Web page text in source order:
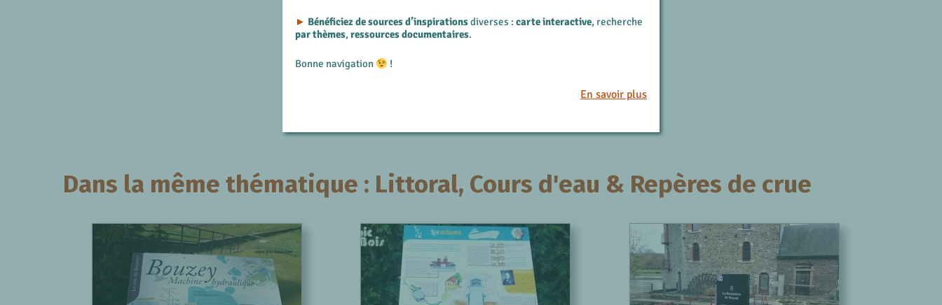
Dans la même thématique : Littoral, Cours d'eau & Repères de crue
► Bénéficiez de sources d’inspirationsdiverses :carte interactive, recherche
par thèmes,ressources documentaires.
Bonne navigation !
En savoir plus